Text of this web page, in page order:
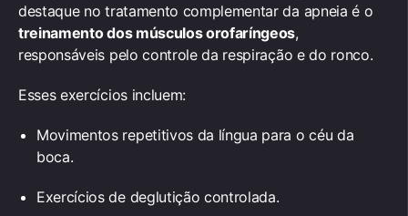
destaque no tratamento complementar da apneia é o
treinamento dos músculos orofaríngeos,
responsáveis pelo controle da respiração e do ronco.
Esses exercícios incluem:
Movimentos repetitivos da língua para o céu da
boca.
Exercícios de deglutição controlada.